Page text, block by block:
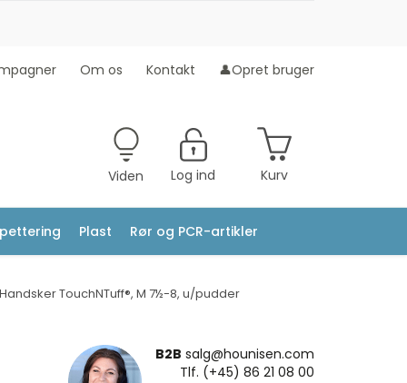
Om os Kontakt 👤Opret bruger
Viden Log ind Kurv
Plast Rør og PCR-artikler
Handsker TouchNTuff®, M 7½-8, u/pudder
B2B salg@hounisen.com
Tlf. (+45) 86 21 08 00